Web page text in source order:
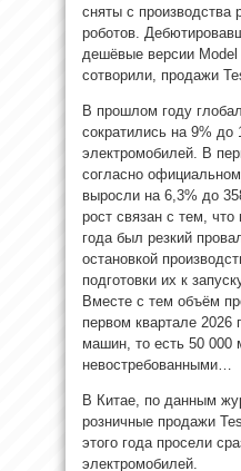
сняты с производства
роботов.
дешёвые версии
сотворили, продажи
В прошлом году
сократились на 9% до
электромобилей. В
согласно
выросли на 6,3% до
рост связан с тем,
года был резкий
остановкой
подготовки их к
Вместе с тем объём
первом квартале 2026
машин, то есть 50 000
невостребованными…
В Китае, по данным
розничные продажи
этого года просели
электромобилей.